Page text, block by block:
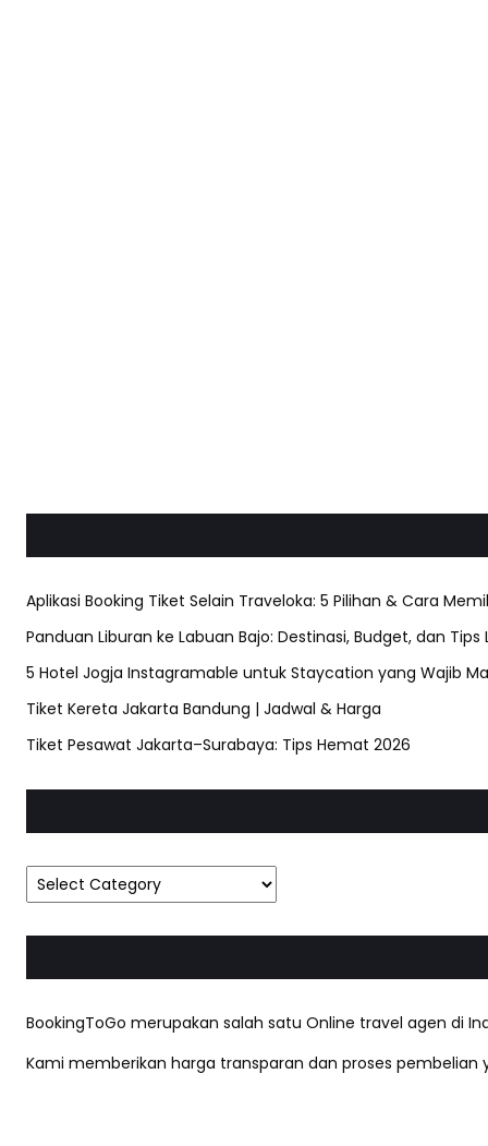
Aplikasi Booking Tiket Selain Traveloka: 5 Pilihan & Cara
Panduan Liburan ke Labuan Bajo: Destinasi, Budget, dan Tips
5 Hotel Jogja Instagramable untuk Staycation yang Wajib
Tiket Kereta Jakarta Bandung | Jadwal & Harga
Tiket Pesawat Jakarta–Surabaya: Tips Hemat 2026
BookingToGo merupakan salah satu Online travel agen di
Kami memberikan harga transparan dan proses